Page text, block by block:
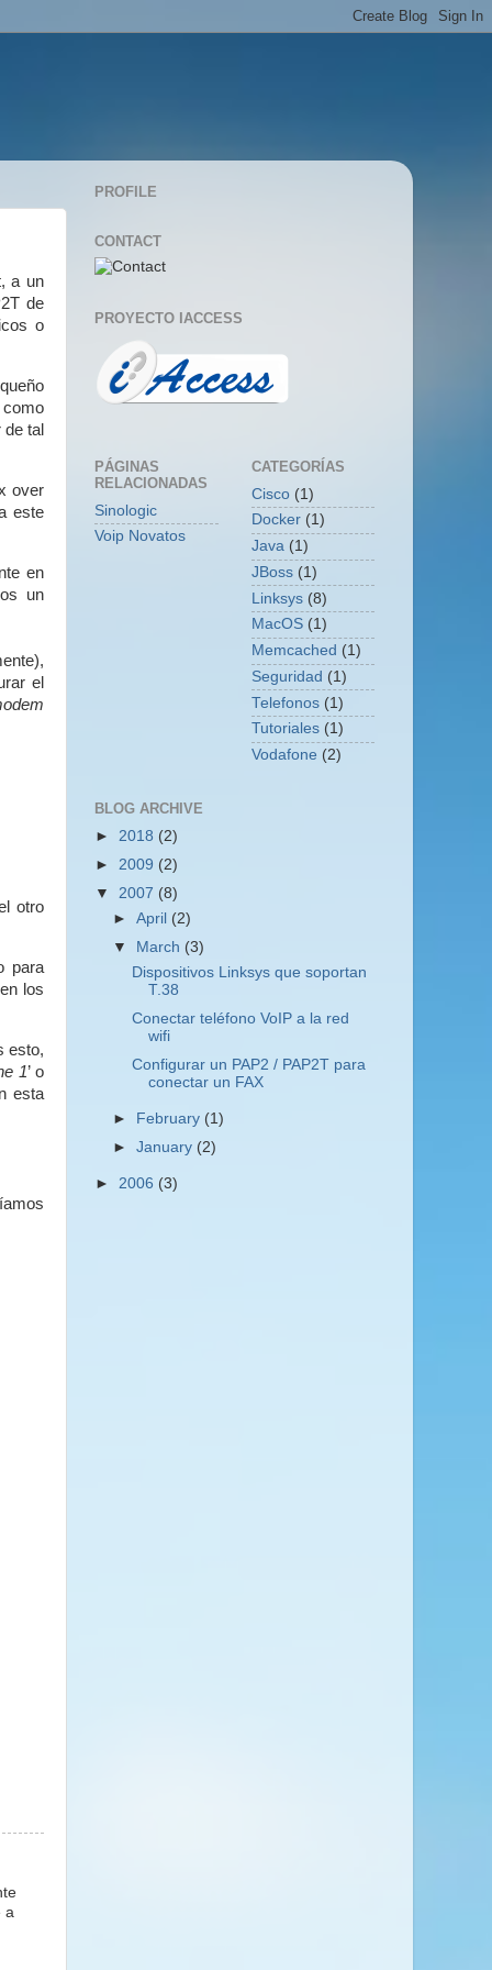
a un
de
o
como
tal
over
este
en
un
el
otro
para
los
esto,
1’ o
esta
a
PROFILE
CONTACT
PROYECTO IACCESS
PÁGINAS
RELACIONADAS
Sinologic
Voip Novatos
CATEGORÍAS
Cisco (1)
Docker (1)
Java (1)
JBoss (1)
Linksys (8)
MacOS (1)
Memcached (1)
Seguridad (1)
Telefonos (1)
Tutoriales (1)
Vodafone (2)
BLOG ARCHIVE
► 2018 (2)
► 2009 (2)
▼ 2007 (8)
►April (2)
▼
March (3)
Dispositivos Linksys que soportan
T.38
Conectar teléfono VoIP a la red
wifi
Configurar un PAP2 / PAP2T para
conectar un FAX
► February (1)
►January (2)
► 2006 (3)